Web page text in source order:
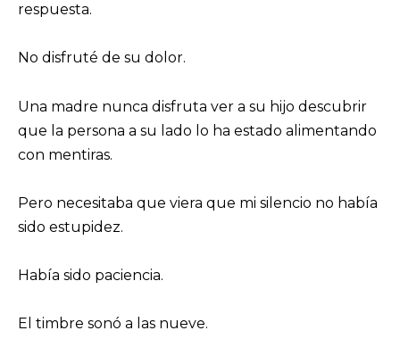
respuesta.
No disfruté de su dolor.
Una madre nunca disfruta ver a su hijo descubrir
que la persona a su lado lo ha estado alimentando
con mentiras.
Pero necesitaba que viera que mi silencio no había
sido estupidez.
Había sido paciencia.
El timbre sonó a las nueve.